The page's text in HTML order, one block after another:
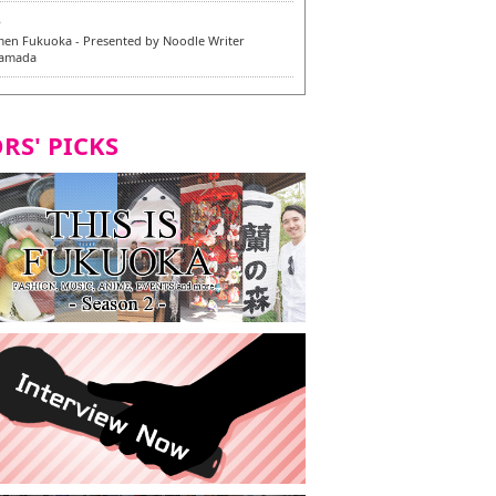
Fukuoka - Presented by Noodle Writer
Cosplay] - Indonesia - #019 MM Earlene
Hakata Honten | Keliling Kota Fukuoka
vegan/vegetarian baru
Fukuoka mencicipi menu vegan/vegetarian
PICKS